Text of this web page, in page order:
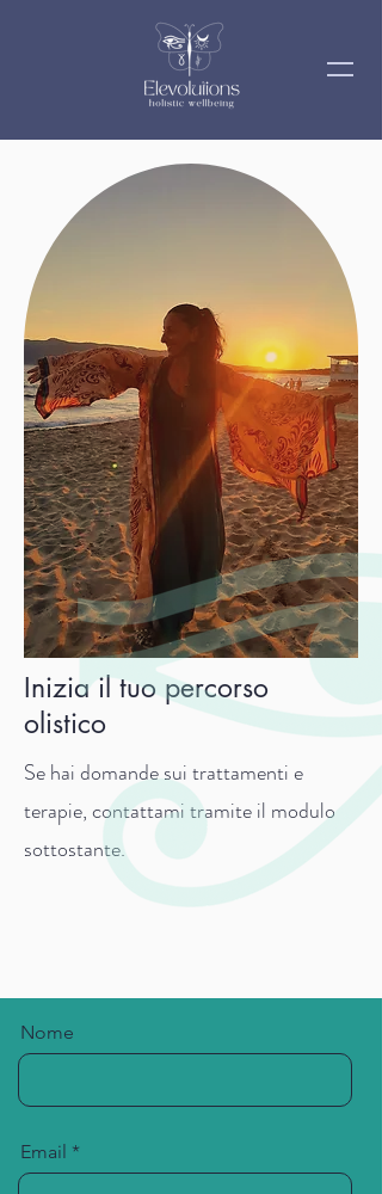
Inizia il tuo percorso
olistico
Se hai domande sui trattamenti e
terapie, contattami tramite il modulo
sottostante.
Nome
Email